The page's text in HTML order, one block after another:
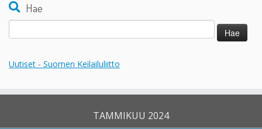
Hae
Haku:
Uutiset - Suomen Keilailuliitto
TAMMIKUU 2024